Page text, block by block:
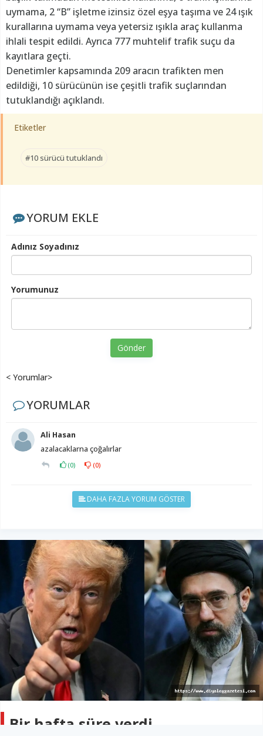
uymama, 2 “B” işletme izinsiz özel eşya taşıma ve 24 ışık
kurallarına uymama veya yetersiz ışıkla araç kullanma
ihlali tespit edildi. Ayrıca 777 muhtelif trafik suçu da
kayıtlara geçti.
Denetimler kapsamında 209 aracın trafikten men
edildiği, 10 sürücünün ise çeşitli trafik suçlarından
tutuklandığı açıklandı.
Etiketler
#10 sürücü tutuklandı
YORUM EKLE
Adınız Soyadınız
Yorumunuz
Gönder
< Yorumlar>
YORUMLAR
Ali Hasan
azalacaklarna çoğalırlar
(0) (0)
DAHA FAZLA YORUM GÖSTER
Bir hafta süre verdi